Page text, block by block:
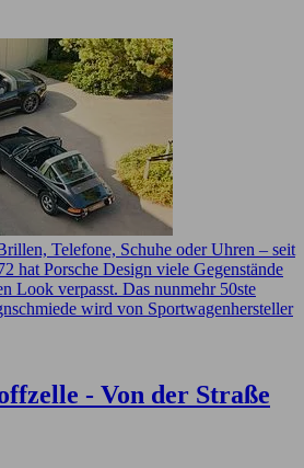
Telefone, Schuhe oder Uhren – seit
hat Porsche Design viele Gegenstände
Look verpasst. Das nunmehr 50ste
wird von Sportwagenhersteller
- Von der Straße